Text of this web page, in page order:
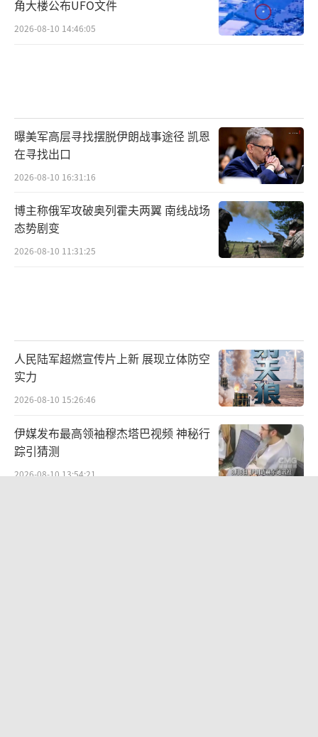
角大楼公布UFO文件
2026-08-10 14:46:05
曝美军高层寻找摆脱伊朗战事途径 凯恩
在寻找出口
2026-08-10 16:31:16
博主称俄军攻破奥列霍夫两翼 南线战场
态势剧变
2026-08-10 11:31:25
人民陆军超燃宣传片上新 展现立体防空
实力
2026-08-10 15:26:46
伊媒发布最高领袖穆杰塔巴视频 神秘行
踪引猜测
2026-08-10 13:54:21